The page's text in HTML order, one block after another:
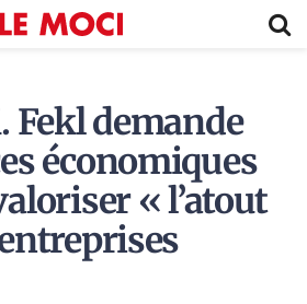
Fekl demande
économiques
« l’atout